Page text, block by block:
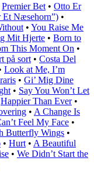
Premier Bet • Otto Er
Et Næsehorn”) •
• You Raise Me
Mit Hjerte • Born to
This Moment On •
på sort • Costa Del
Look at Me, I’m
• Gi’ Mig Dine
• Say You Won’t Let
Happier Than Ever•
• A Change Is
Feel My Face •
Butterfly Wings •
• Hurt • A Beautiful
• We Didn’t Start the